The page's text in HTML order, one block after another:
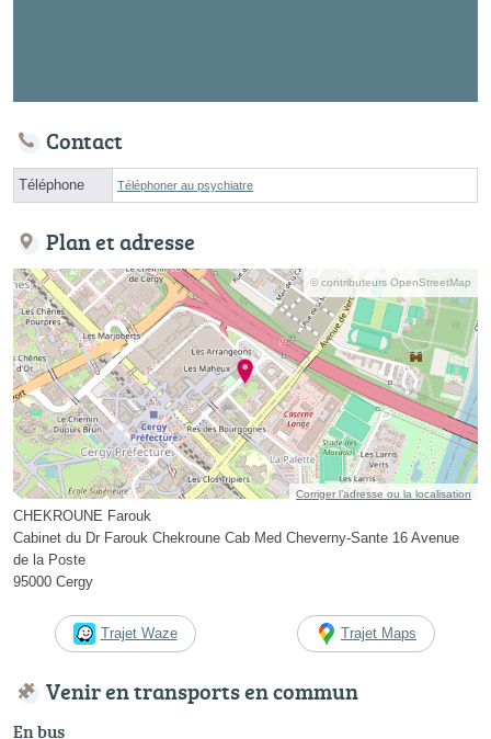
Contact
Téléphone Téléphoner au psychiatre
Plan et adresse
© contributeurs OpenStreetMap
Corriger l’adresse ou la localisation
CHEKROUNE Farouk
Cabinet du Dr Farouk Chekroune Cab Med Cheverny-Sante 16 Avenue
de la Poste
95000 Cergy
Trajet Waze Trajet Maps
Venir en transports en commun
En bus